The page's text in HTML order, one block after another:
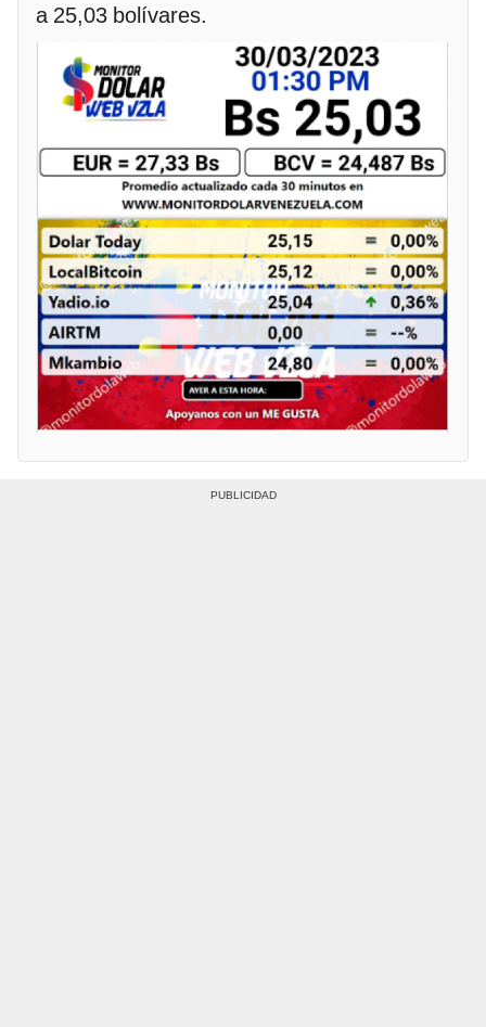
a 25,03 bolívares.